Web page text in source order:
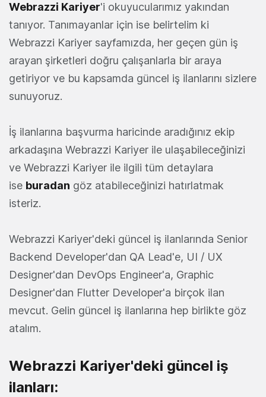
Webrazzi Kariyer'i okuyucularımız yakından
tanıyor. Tanımayanlar için ise belirtelim ki
Webrazzi Kariyer sayfamızda, her geçen gün iş
arayan şirketleri doğru çalışanlarla bir araya
getiriyor ve bu kapsamda güncel iş ilanlarını sizlere
sunuyoruz.
İş ilanlarına başvurma haricinde aradığınız ekip
arkadaşına Webrazzi Kariyer ile ulaşabileceğinizi
ve Webrazzi Kariyer ile ilgili tüm detaylara
ise buradan göz atabileceğinizi hatırlatmak
isteriz.
Webrazzi Kariyer'deki güncel iş ilanlarında Senior
Backend Developer'dan QA Lead'e, UI / UX
Designer'dan DevOps Engineer'a, Graphic
Designer'dan Flutter Developer'a birçok ilan
mevcut. Gelin güncel iş ilanlarına hep birlikte göz
atalım.
Webrazzi Kariyer'deki güncel iş
ilanları: